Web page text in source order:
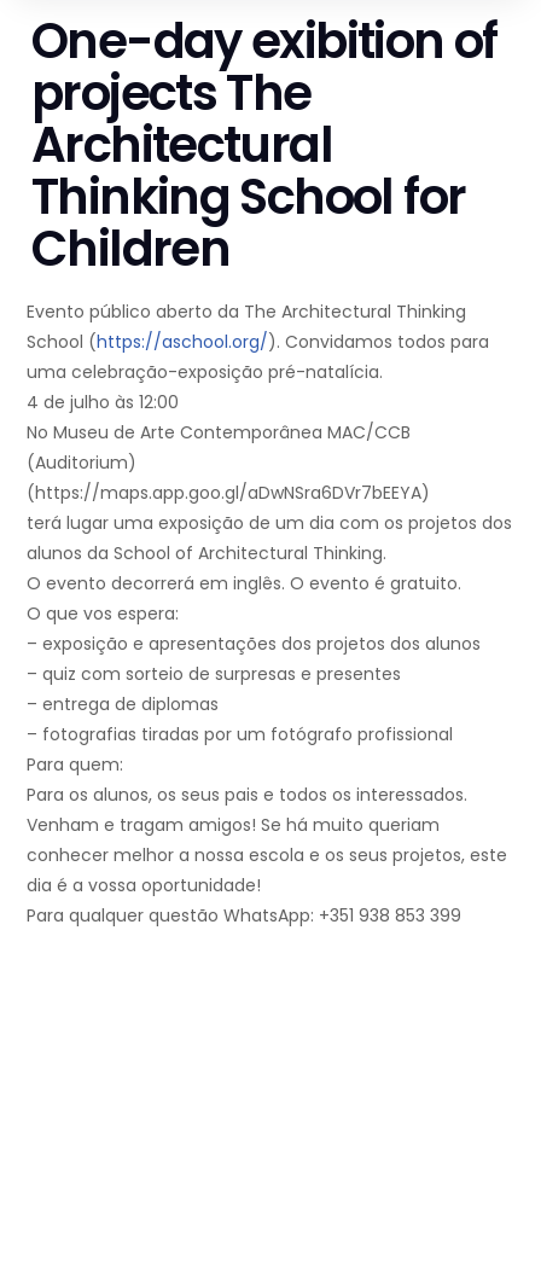
One-day exibition of
projects The
Architectural
Thinking School for
Children
Evento público aberto da The Architectural Thinking
School (https://aschool.org/). Convidamos todos para
uma celebração-exposição pré-natalícia.
4 de julho às 12:00
No Museu de Arte Contemporânea MAC/CCB
(Auditorium)
(https://maps.app.goo.gl/aDwNSra6DVr7bEEYA)
terá lugar uma exposição de um dia com os projetos dos
alunos da School of Architectural Thinking.
O evento decorrerá em inglês. O evento é gratuito.
O que vos espera:
– exposição e apresentações dos projetos dos alunos
– quiz com sorteio de surpresas e presentes
– entrega de diplomas
– fotografias tiradas por um fotógrafo profissional
Para quem:
Para os alunos, os seus pais e todos os interessados.
Venham e tragam amigos! Se há muito queriam
conhecer melhor a nossa escola e os seus projetos, este
dia é a vossa oportunidade!
Para qualquer questão WhatsApp: +351 938 853 399